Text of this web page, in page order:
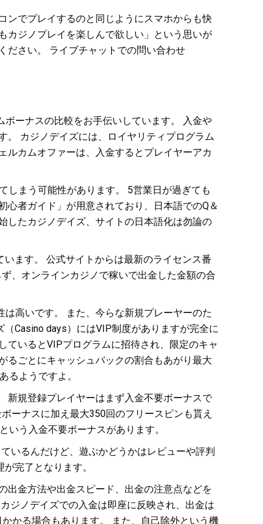
ンでプレイするのと同じようにスマホからも快
カジノプレイを楽しんで欲しい」という思いが
ださい。 ライブチャットでの問い合わせ
ーナスの比較をお手伝いしています。 入金や
。 カジノデイズには、ロイヤリティプログラム
ルカムオファーは、入金するとプレイヤーアカ
しまう可能性があります。 5営業日が過ぎても
者ガイド」が用意されており、日本語でのQ＆
したカジノデイズ、サイトの日本語化は勿論の
ます。 公式サイトからは最新のライセンス番
、オンラインカジノで稼いで出金した金額の合
高いです。 また、今らな新規プレーヤーのた
Casino days）にはVIP制度がありますが完全に
ているとVIPプログラムに招待され、限定のキャ
るごとにキャッシュバックの割合もあがり最大
るようですよ。
新規登録プレイヤーはまず入金不要ボーナスで
ーナスに加え最大350回のフリースピンも貰え
う入金不要ボーナスがあります。
いるんだけど、遊ぶかどうかはレビューや評判
完了となります。
出金方法や出金スピード、出金の注意点などを
ジノデイズでの入金は即座に反映され、出金は
かる場合もあります。 また、自己除外という機